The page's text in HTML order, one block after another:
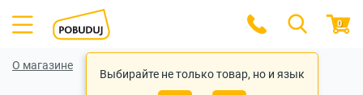
Выбирайте не только товар, но и язык
0
О магазине